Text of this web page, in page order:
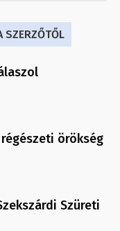
SZERZŐTŐL
örökség
Szüreti